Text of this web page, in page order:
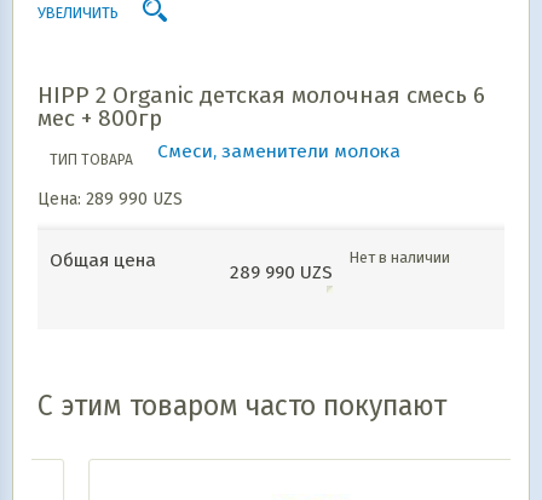
УВЕЛИЧИТЬ
HIPP 2 Organic детская молочная смесь 6
мес + 800гр
ТИП ТОВАРА Смеси, заменители молока
Цена: 289 990 UZS
Общая цена
289 990 UZS
Нет в наличии
С этим товаром часто покупают